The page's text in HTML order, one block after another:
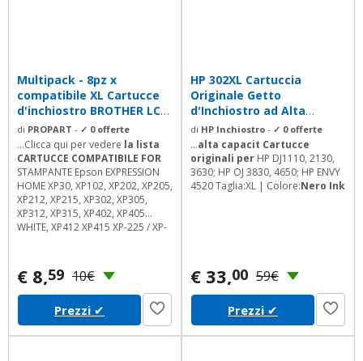
Multipack - 8pz x
compatibile XL Cartucce
d'inchiostro BROTHER LC-
123 BK/C/M/Y...
di PROPART - ✓ 0 offerte
...Clicca qui per vedere la lista
CARTUCCE COMPATIBILE FOR
STAMPANTE Epson EXPRESSION
HOME XP30, XP102, XP202, XP205,
XP212, XP215, XP302, XP305,
XP312, XP315, XP402, XP405
WHITE, XP412 XP415 XP-225 / XP-
€ 8,59 10€
Prezzi ✔
HP 302XL Cartuccia
Originale Getto
d'Inchiostro ad Alta
Capacità, Nero
di HP Inchiostro - ✓ 0 offerte
...alta capacit Cartucce
originali per HP DJ1110, 2130,
3630; HP OJ 3830, 4650; HP ENVY
4520 Taglia:XL | Colore:Nero Ink
€ 33,00 59€
Prezzi ✔